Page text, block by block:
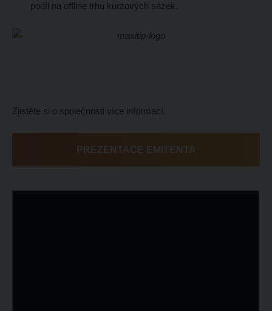
podíl na offline trhu kurzových sázek.
Zjistěte si o společnosti více informací.
PREZENTACE EMITENTA